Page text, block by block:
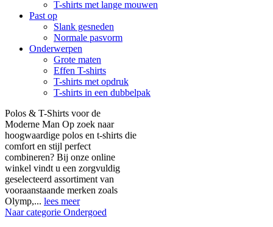
T-shirts met lange mouwen
Past op
Slank gesneden
Normale pasvorm
Onderwerpen
Grote maten
Effen T-shirts
T-shirts met opdruk
T-shirts in een dubbelpak
Polos & T-Shirts voor de
Moderne Man Op zoek naar
hoogwaardige polos en t-shirts die
comfort en stijl perfect
combineren? Bij onze online
winkel vindt u een zorgvuldig
geselecteerd assortiment van
vooraanstaande merken zoals
Olymp,... lees meer
Naar categorie Ondergoed